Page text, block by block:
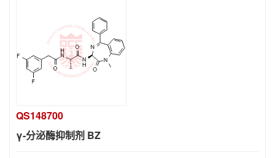
QS148700
γ-分泌酶抑制剂 BZ